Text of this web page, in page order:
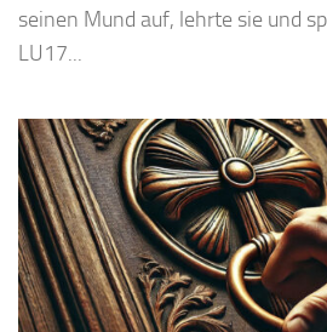
seinen Mund auf, lehrte sie und
LU17...